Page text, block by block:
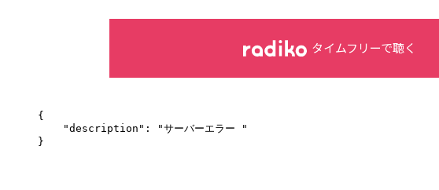
タイムフリーで聴く